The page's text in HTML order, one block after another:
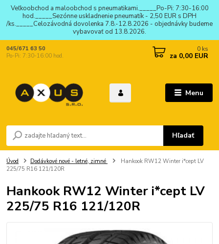
Veľkoobchod a maloobchod s pneumatikami._____Po-Pi: 7:30-16:00
hod._____Sezónne uskladnenie pneumatík - 2,50 EUR s DPH
/ks._____Celozávodná dovolenka 7.8.-12.8.2026 - objednávky budeme
vybavovať od 13.8.2026.
Menu
Hľadať
045/671 63 50
Po-Pi: 7:30-16:00 hod.
0 ks
za 0,00 EUR
Úvod Dodávkové nové - letné, zimné
Hankook RW12 Winter i*cept LV
225/75 R16 121/120R
Hankook RW12 Winter i*cept LV
225/75 R16 121/120R